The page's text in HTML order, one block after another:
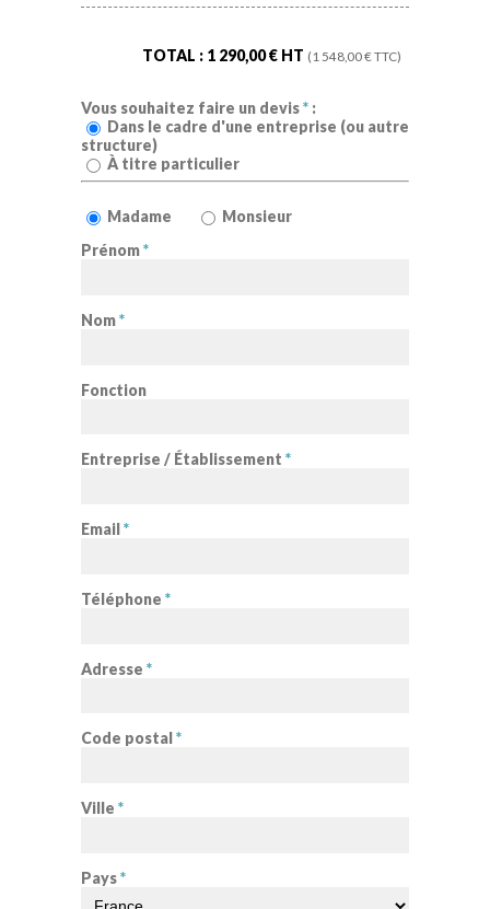
TOTAL : 1 290,00€ HT ( 1 548,00€ TTC)
Vous souhaitez faire un devis* :
Dans le cadre d'une entreprise (ou autre
structure)
À titre particulier
Madame
Monsieur
Prénom*
Nom*
Fonction
Entreprise / Établissement *
Email*
Téléphone *
Adresse *
Code postal *
Ville *
Pays*